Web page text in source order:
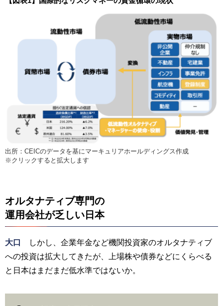
出所：CEICのデータを基にマーキュリアホールディングス作成
※クリックすると拡大します
オルタナティブ専門の
運用会社が乏しい日本
大口
しかし、企業年金など機関投資家のオルタナティブ
への投資は拡大してきたが、上場株や債券などにくらべる
と日本はまだまだ低水準ではないか。